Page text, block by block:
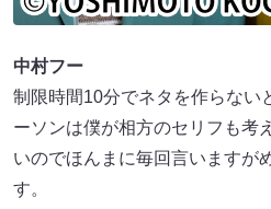
中村フー
制限時間10分でネタを作らない
ーソンは僕が相方のセリフも考
いのでほんまに毎回言いますが
す。